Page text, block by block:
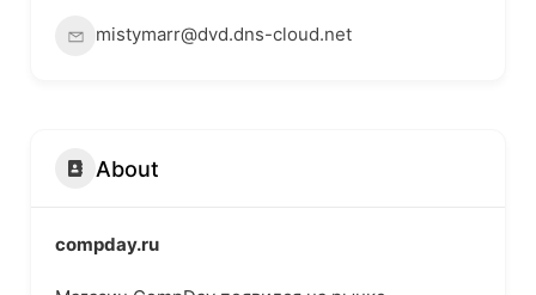
mistymarr@dvd.dns-cloud.net
About
compday.ru